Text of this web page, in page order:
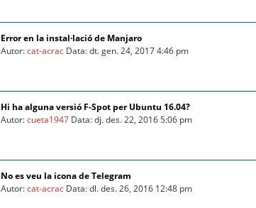
Error en la instal·lació de Manjaro
Autor:cat-acrac Data: dt. gen. 24, 2017 4:46 pm
Hi ha alguna versió F-Spot per Ubuntu 16.04?
Autor:cueta1947 Data: dj. des. 22, 2016 5:06 pm
No es veu la icona de Telegram
Autor:cat-acrac Data: dl. des. 26, 2016 12:48 pm